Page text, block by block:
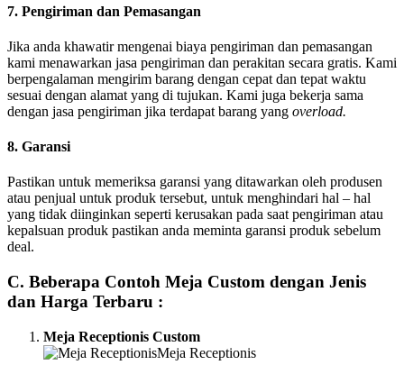
7. Pengiriman dan Pemasangan
Jika anda khawatir mengenai biaya pengiriman dan pemasangan
kami menawarkan jasa pengiriman dan perakitan secara gratis. Kami
berpengalaman mengirim barang dengan cepat dan tepat waktu
sesuai dengan alamat yang di tujukan. Kami juga bekerja sama
dengan jasa pengiriman jika terdapat barang yang overload.
8. Garansi
Pastikan untuk memeriksa garansi yang ditawarkan oleh produsen
atau penjual untuk produk tersebut, untuk menghindari hal – hal
yang tidak diinginkan seperti kerusakan pada saat pengiriman atau
kepalsuan produk pastikan anda meminta garansi produk sebelum
deal.
C. Beberapa Contoh Meja Custom dengan Jenis
dan Harga Terbaru :
Meja Receptionis Custom